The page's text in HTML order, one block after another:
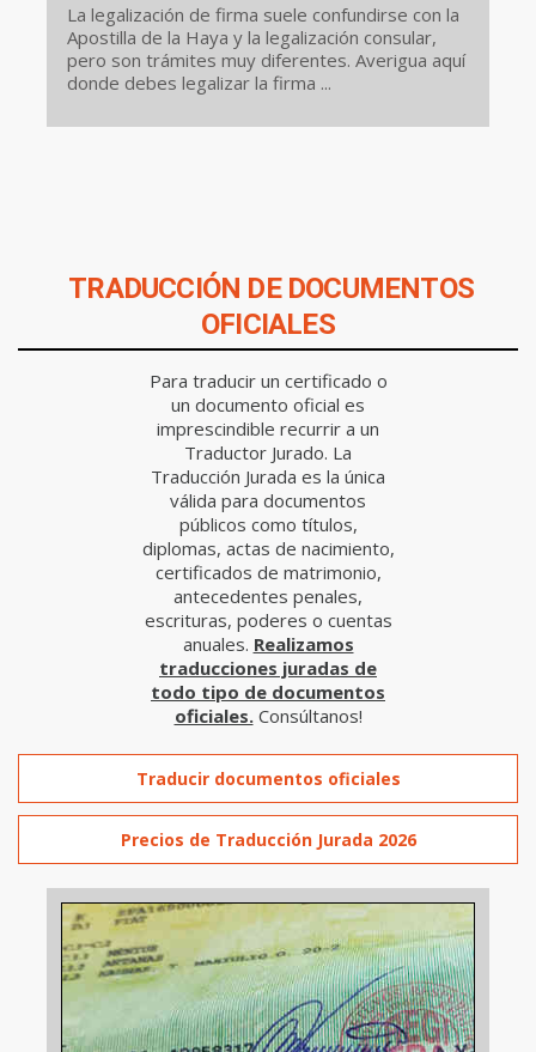
La legalización de firma suele confundirse con la
Apostilla de la Haya y la legalización consular,
pero son trámites muy diferentes. Averigua aquí
donde debes legalizar la firma ...
TRADUCCIÓN DE DOCUMENTOS
OFICIALES
Para traducir un certificado o
un documento oficial es
imprescindible recurrir a un
Traductor Jurado. La
Traducción Jurada es la única
válida para documentos
públicos como títulos,
diplomas, actas de nacimiento,
certificados de matrimonio,
antecedentes penales,
escrituras, poderes o cuentas
anuales. Realizamos
traducciones juradas de
todo tipo de documentos
oficiales.Consúltanos!
Traducir documentos oficiales
Precios de Traducción Jurada 2026